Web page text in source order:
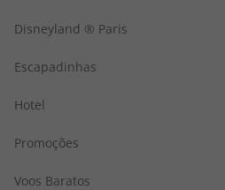
Disneyland ® Paris
Escapadinhas
Hotel
Promoções
Voos Baratos